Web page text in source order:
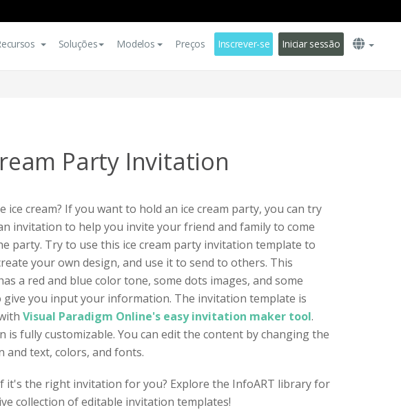
Soluções Modelos Preços Inscrever-se Iniciar sessão
Party Invitation
ice cream? If you want to hold an ice cream party, you can try
invitation to help you invite your friend and family to come
party. Try to use this ice cream party invitation template to
your own design, and use it to send to others. This
a red and blue color tone, some dots images, and some
you input your information. The invitation template is
Visual Paradigm Online's easy invitation maker tool.
is fully customizable. You can edit the content by changing the
and text, colors, and fonts.
it's the right invitation for you? Explore the InfoART library for
collection of editable invitation templates!